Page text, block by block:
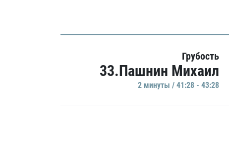
Грубость
33.Пашнин Михаил
2 минуты / 41:28 - 43:28